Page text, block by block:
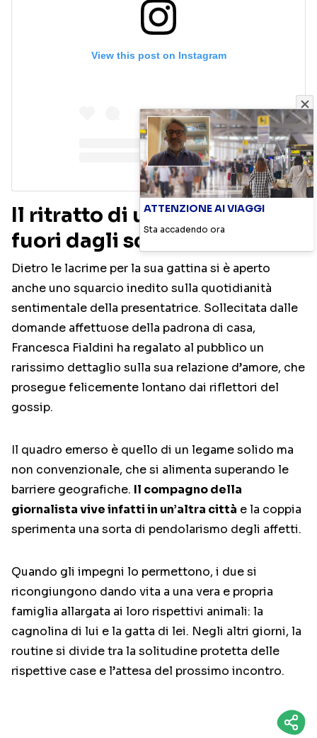
View this post on Instagram
Il ritratto di una famiglia
fuori dagli schemi
Dietro le lacrime per la sua gattina si è aperto
anche uno squarcio inedito sulla quotidianità
sentimentale della presentatrice. Sollecitata dalle
domande affettuose della padrona di casa,
Francesca Fialdini ha regalato al pubblico un
rarissimo dettaglio sulla sua relazione d’amore, che
prosegue felicemente lontano dai riflettori del
gossip.
Il quadro emerso è quello di un legame solido ma
non convenzionale, che si alimenta superando le
barriere geografiche. Il compagno della
giornalista vive infatti in un’altra città e la coppia
sperimenta una sorta di pendolarismo degli affetti.
Quando gli impegni lo permettono, i due si
ricongiungono dando vita a una vera e propria
famiglia allargata ai loro rispettivi animali: la
cagnolina di lui e la gatta di lei. Negli altri giorni, la
routine si divide tra la solitudine protetta delle
rispettive case e l’attesa del prossimo incontro.
ATTENZIONE AI VIAGGI
Sta accadendo ora